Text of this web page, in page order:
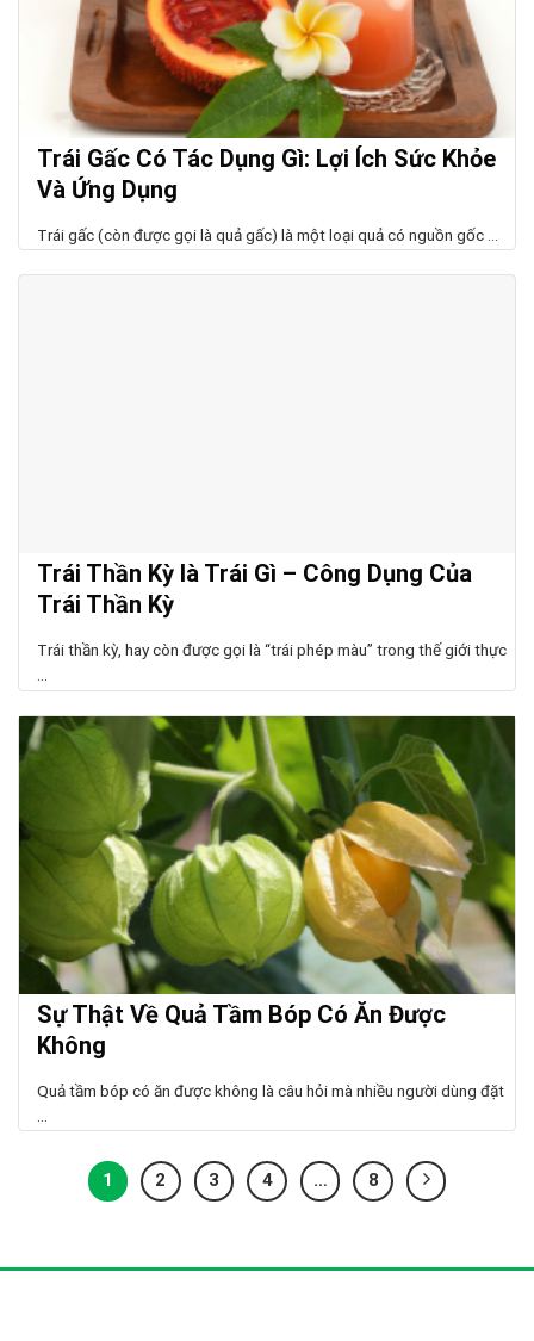
Trái Gấc Có Tác Dụng Gì: Lợi Ích Sức Khỏe
Và Ứng Dụng
Trái gấc (còn được gọi là quả gấc) là một loại quả có nguồn gốc ...
Trái Thần Kỳ là Trái Gì – Công Dụng Của
Trái Thần Kỳ
Trái thần kỳ, hay còn được gọi là “trái phép màu” trong thế giới thực
...
Sự Thật Về Quả Tầm Bóp Có Ăn Được
Không
Quả tầm bóp có ăn được không là câu hỏi mà nhiều người dùng đặt
1 2 3 4 … 8